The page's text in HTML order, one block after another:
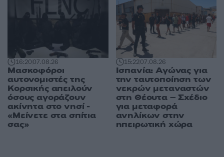
16:2007.08.26
Μασκοφόροι
αυτονομιστές της
Κορσικής απειλούν
όσους αγοράζουν
ακίνητα στο νησί -
«Μείνετε στα σπίτια
σας»
15:2207.08.26
Ισπανία: Αγώνας για
την ταυτοποίηση των
νεκρών μεταναστών
στη Θέουτα – Σχέδιο
για μεταφορά
ανηλίκων στην
ηπειρωτική χώρα